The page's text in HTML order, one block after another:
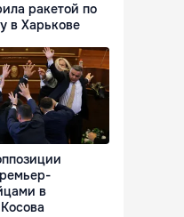
ракетой по
в Харькове
в